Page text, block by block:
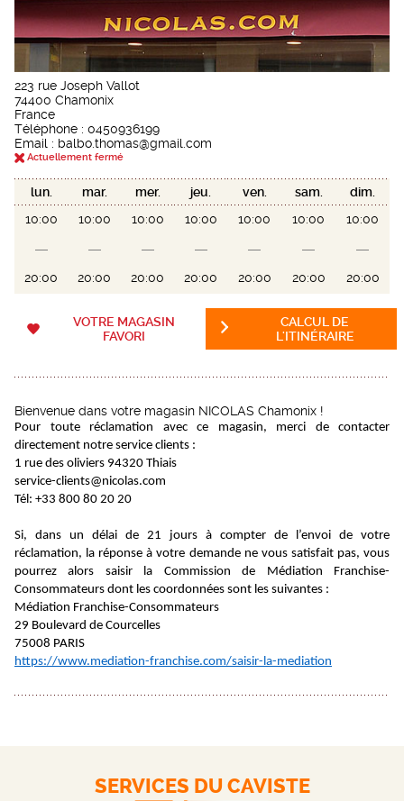
223 rue Joseph Vallot
74400 Chamonix
France
Téléphone : 0450936199
Email : balbo.thomas@gmail.com
Actuellement fermé
lun. mar. mer. jeu. ven. sam.
dim.
10:00
20:00
10:00
20:00
10:00
20:00
10:00
20:00
10:00
20:00
10:00
20:00
10:00
20:00
VOTRE MAGASIN
FAVORI
CALCUL DE
L'ITINÉRAIRE
Bienvenue dans votre magasin NICOLAS Chamonix !
Pour toute réclamation avec ce magasin, merci de contacter
directement notre service clients :
1 rue des oliviers 94320 Thiais
service-clients@nicolas.com
Tél: +33 800 80 20 20
Si, dans un délai de 21 jours à compter de l’envoi de votre
réclamation, la réponse à votre demande ne vous satisfait pas, vous
pourrez alors saisir la Commission de Médiation Franchise-
Consommateurs dont les coordonnées sont les suivantes :
Médiation Franchise-Consommateurs
29 Boulevard de Courcelles
75008 PARIS
https://www.mediation-franchise.com/saisir-la-mediation
SERVICES DU CAVISTE